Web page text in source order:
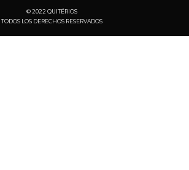
© 2022 QUITÉRIOS
TODOS LOS DERECHOS RESERVADOS